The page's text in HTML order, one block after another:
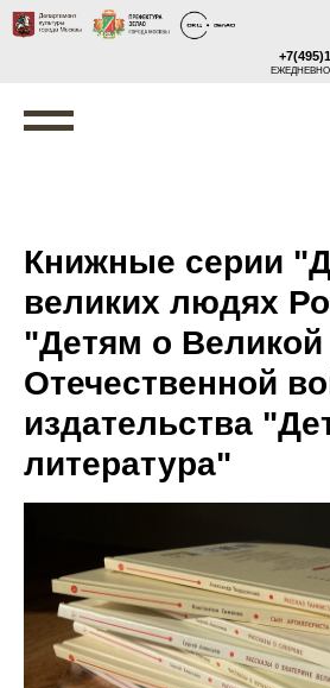
ЕЖЕДНЕВНО
Книжные серии
великих людях
"Детям о Великой
Отечественной
издательства
литература"